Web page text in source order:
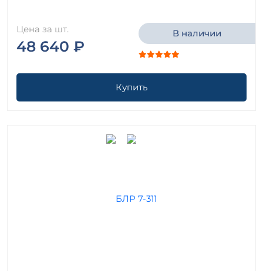
Цена за шт.
48 640 ₽
В наличии
Купить